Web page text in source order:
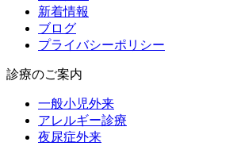
新着情報
ブログ
プライバシーポリシー
診療のご案内
一般小児外来
アレルギー診療
夜尿症外来